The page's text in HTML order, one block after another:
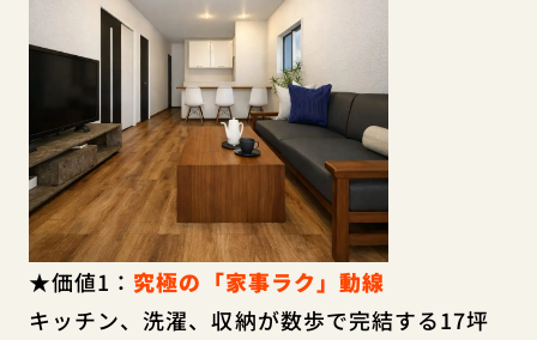
★価値1： 究極の「家事ラク」動線
キッチン、洗濯、収納が数歩で完結する17坪